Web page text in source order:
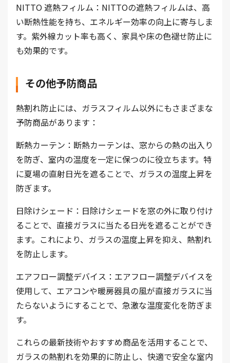
NITTO 遮熱フィルム：NITTOの遮熱フィルムは、高
い断熱性能を持ち、エネルギー効率の向上に寄与しま
す。紫外線カット率も高く、家具や床の色褪せ防止に
も効果的です。
その他予防商品
熱割れ防止には、ガラスフィルム以外にもさまざまな
予防商品があります：
断熱カーテン：断熱カーテンは、窓からの熱の出入り
を防ぎ、室内の温度を一定に保つのに役立ちます。特
に夏場の直射日光を遮ることで、ガラスの温度上昇を
防ぎます。
日除けシェード：日除けシェードを窓の外に取り付け
ることで、直接ガラスに当たる日光を遮ることができ
ます。これにより、ガラスの温度上昇を抑え、熱割れ
を防止します。
エアフロー調整デバイス：エアフロー調整デバイスを
使用して、エアコンや暖房器具の風が直接ガラスに当
たらないようにすることで、急激な温度変化を防ぎま
す。
これらの最新技術やおすすめ商品を活用することで、
ガラスの熱割れを効果的に防止し、快適で安全な室内